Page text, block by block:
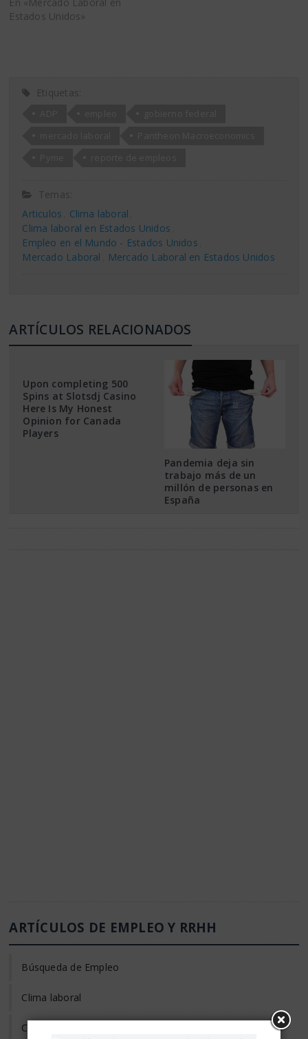
Estados Unidos»
Etiquetas:
Temas:
Articulos
Clima laboral
Clima laboral en Estados Unidos
Empleo en el Mundo - Estados Unidos
Mercado Laboral
Mercado Laboral en Estados Unidos
ARTÍCULOS RELACIONADOS
Upon completing 500
Spins at Slotsdj Casino
Here Is My Honest
Opinion for Canada
Players
Pandemia deja sin
trabajo más de un
millón de personas en
España
ARTÍCULOS DE EMPLEO Y RRHH
Búsqueda de Empleo
Clima laboral
Coaching